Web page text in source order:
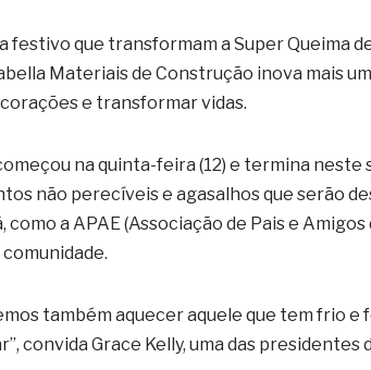
festivo que transformam a Super Queima
Materiais de Construção inova mais
e transformar vidas.
na quinta-feira (12) e termina neste
não perecíveis e agasalhos que serão
a APAE (Associação de Pais e Amigos
também aquecer aquele que tem frio e
convida Grace Kelly, uma das presidentes